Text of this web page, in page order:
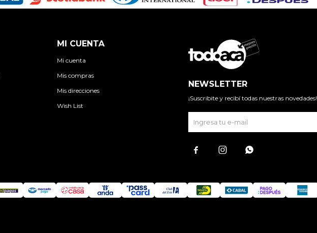
MI CUENTA
Mi cuenta
Mis compras
Mis direcciones
Wish List
NEWSLETTER
¡Suscribite y recibí todas nuestras novedades!
  